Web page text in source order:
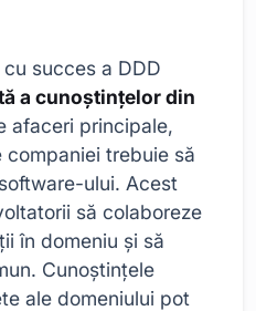
succes a DDD
a cunoștințelor din
afaceri principale,
trebuie să
ului. Acest
să colaboreze
în domeniu și să
Cunoștințele
ale domeniului pot